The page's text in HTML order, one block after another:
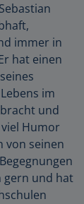
immer in
hat einen
im
und
Humor
von seinen
gern und hat